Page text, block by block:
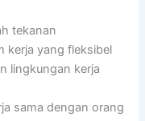
tekanan
kerja yang fleksibel
lingkungan kerja
sama dengan orang